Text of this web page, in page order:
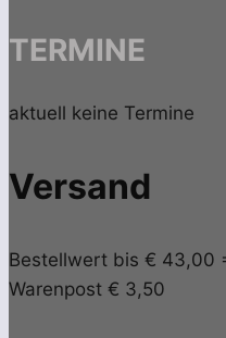
TERMINE
aktuell keine Termine
Versand
Bestellwert bis € 43,00
Warenpost € 3,50